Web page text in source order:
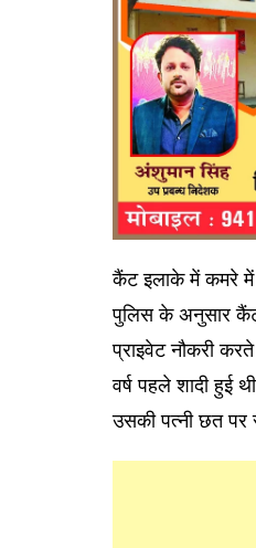
कैंट इलाके में कमरे
पुलिस के अनुसार कैंट
प्राइवेट नौकरी
वर्ष पहले शादी
उसकी पत्नी छत पर